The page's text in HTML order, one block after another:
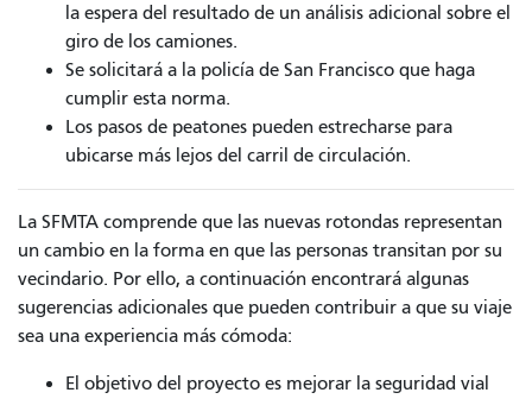
la espera del resultado de un análisis adicional sobre el
giro de los camiones.
Se solicitará a la policía de San Francisco que haga
cumplir esta norma.
Los pasos de peatones pueden estrecharse para
ubicarse más lejos del carril de circulación.
La SFMTA comprende que las nuevas rotondas representan
un cambio en la forma en que las personas transitan por su
vecindario. Por ello, a continuación encontrará algunas
sugerencias adicionales que pueden contribuir a que su viaje
sea una experiencia más cómoda:
El objetivo del proyecto es mejorar la seguridad vial